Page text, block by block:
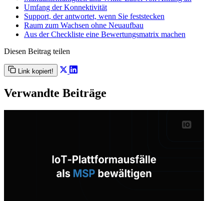
Umfang der Konnektivität
Support, der antwortet, wenn Sie feststecken
Raum zum Wachsen ohne Neuaufbau
Aus der Checkliste eine Bewertungsmatrix machen
Diesen Beitrag teilen
Link kopiert!
Verwandte Beiträge